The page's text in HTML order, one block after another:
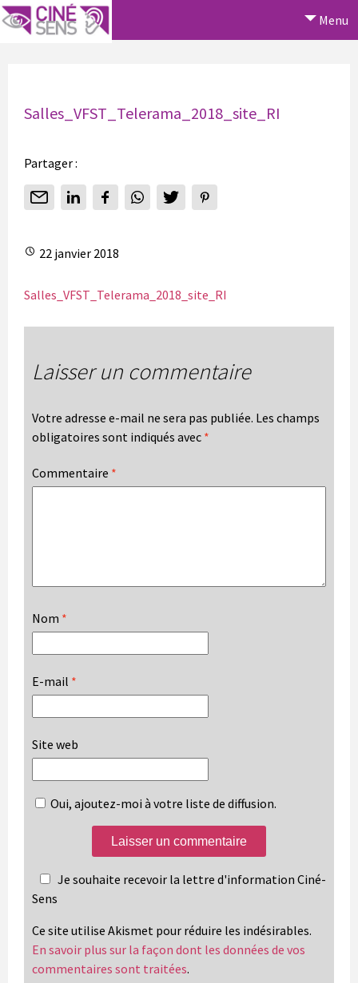
Menu
Salles_VFST_Telerama_2018_site_RI
Partager :
22 janvier 2018
Salles_VFST_Telerama_2018_site_RI
Laisser un commentaire
Votre adresse e-mail ne sera pas publiée. Les champs
obligatoires sont indiqués avec *
Commentaire *
Nom *
E-mail *
Site web
Oui, ajoutez-moi à votre liste de diffusion.
Je souhaite recevoir la lettre d'information Ciné-
Sens
Ce site utilise Akismet pour réduire les indésirables.
En savoir plus sur la façon dont les données de vos
commentaires sont traitées.